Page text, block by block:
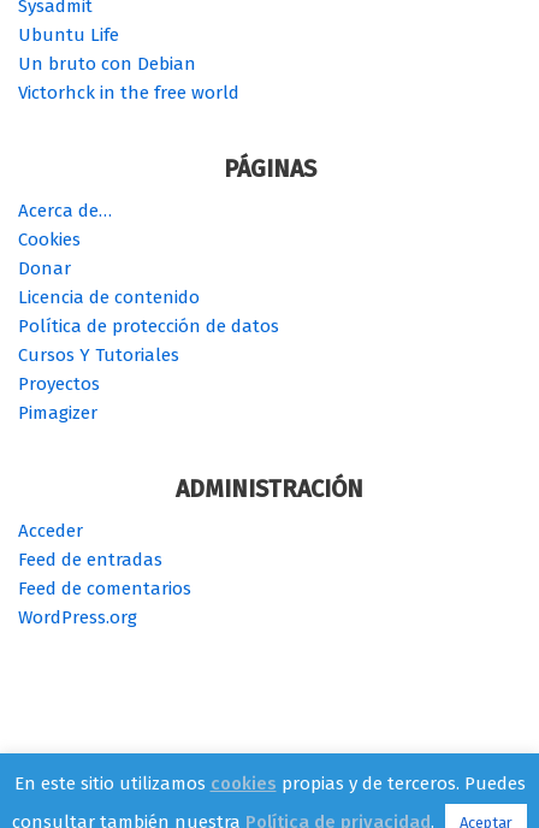
Poesía Binaria
Rafalinux
rm -rf /
Un bruto con Debian
Victorhck in the free world
Acerca de…
Cookies
Donar
Cursos Y Tutoriales
Proyectos
Pimagizer
WordPress.org
En este sitio utilizamos cookies propias y de terceros. Puedes
consultar también nuestra Política de privacidad. Aceptar